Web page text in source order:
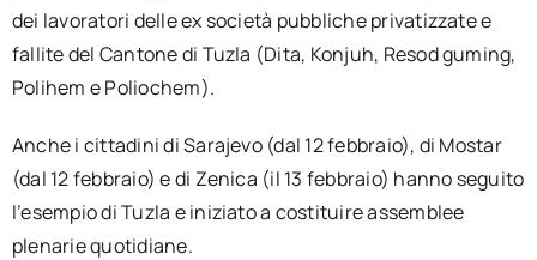
dei lavoratori delle ex società pubbliche privatizzate e
fallite del Cantone di Tuzla (Dita, Konjuh, Resod guming,
Polihem e Poliochem).
Anche i cittadini di Sarajevo (dal 12 febbraio), di Mostar
(dal 12 febbraio) e di Zenica (il 13 febbraio) hanno seguito
l’esempio di Tuzla e iniziato a costituire assemblee
plenarie quotidiane.